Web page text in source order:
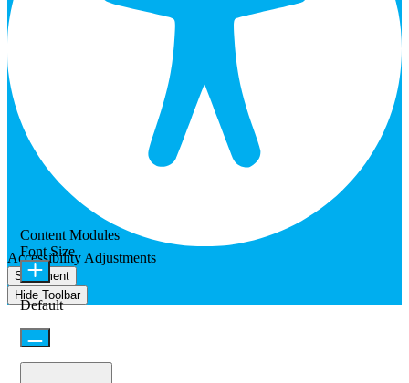
Accessibility Adjustments
Statement
Hide Toolbar
Content Modules
Font Size
Default